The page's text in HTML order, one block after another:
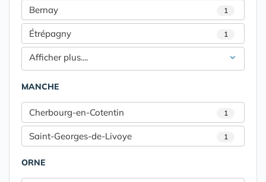
Bernay 1
Étrépagny 1
Afficher plus....
MANCHE
Cherbourg-en-Cotentin 1
Saint-Georges-de-Livoye 1
ORNE